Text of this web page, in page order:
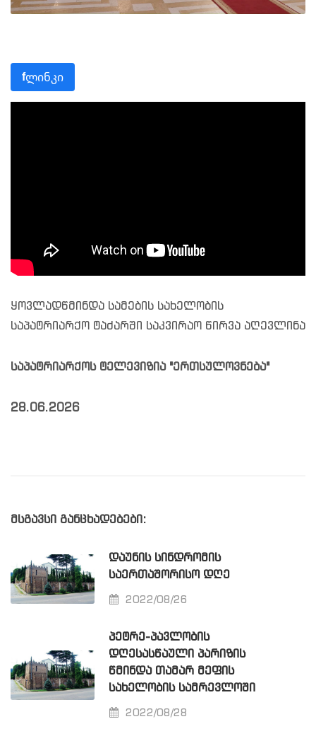
fლინკი
ყოვლადწმინდა სამების სახელობის
საპატრიარქო ტაძარში საკვირაო წირვა აღევლინა
საპატრიარქოს ტელევიზია "ერთსულოვნება"
28.06.2026
მსგავსი განცხადებები:
ᲓᲐᲣᲜᲘᲡ ᲡᲘᲜᲓᲠᲝᲛᲘᲡ
ᲡᲐᲔᲠᲗᲐᲨᲝᲠᲘᲡᲝ ᲓᲦᲔ
2022/08/26
ᲞᲔᲢᲠᲔ-ᲞᲐᲕᲚᲝᲑᲘᲡ
ᲓᲦᲔᲡᲐᲡᲬᲐᲣᲚᲘ ᲞᲐᲠᲘᲖᲘᲡ
ᲬᲛᲘᲜᲓᲐ ᲗᲐᲛᲐᲠ ᲛᲔᲤᲘᲡ
ᲡᲐᲮᲔᲚᲝᲑᲘᲡ ᲡᲐᲛᲠᲔᲕᲚᲝᲨᲘ
2022/08/28